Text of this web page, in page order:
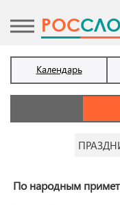
POC
Календарь
По народным